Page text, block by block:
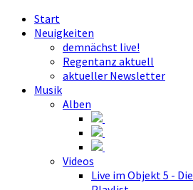
Start
Neuigkeiten
demnächst live!
Regentanz aktuell
aktueller Newsletter
Musik
Alben
Videos
Live im Objekt 5 - Die